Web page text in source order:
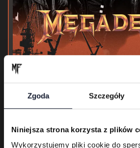
Zgoda Szczegóły
Niniejsza strona korzysta z plików
Wykorzystujemy pliki cookie do
04.06